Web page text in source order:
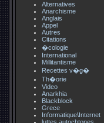
Alternatives
Anarchisme
Anglais
Appel
Autres
Citations
�cologie
International
Millitantisme
Recettes v�g�
Th�orie
Video
Anarkhia
Blackblock
Grece
Informatique\Internet